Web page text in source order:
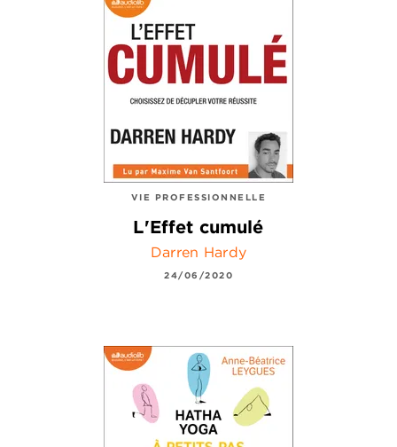
VIE PROFESSIONNELLE
L'Effet cumulé
Darren Hardy
24/06/2020